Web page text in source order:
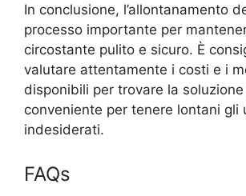
In conclusione, l’allontanamento
processo importante per
circostante pulito e sicuro. È
valutare attentamente i costi e i
disponibili per trovare la
conveniente per tenere lontani gli
indesiderati.
FAQs